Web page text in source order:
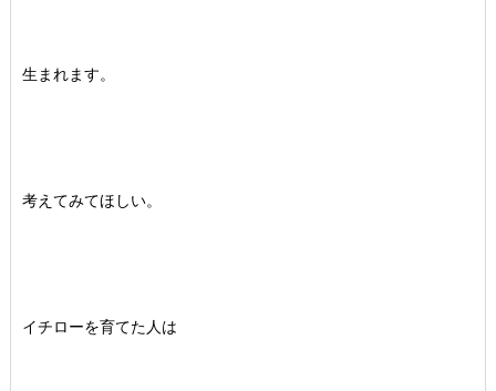
生まれます。
考えてみてほしい。
イチローを育てた人は